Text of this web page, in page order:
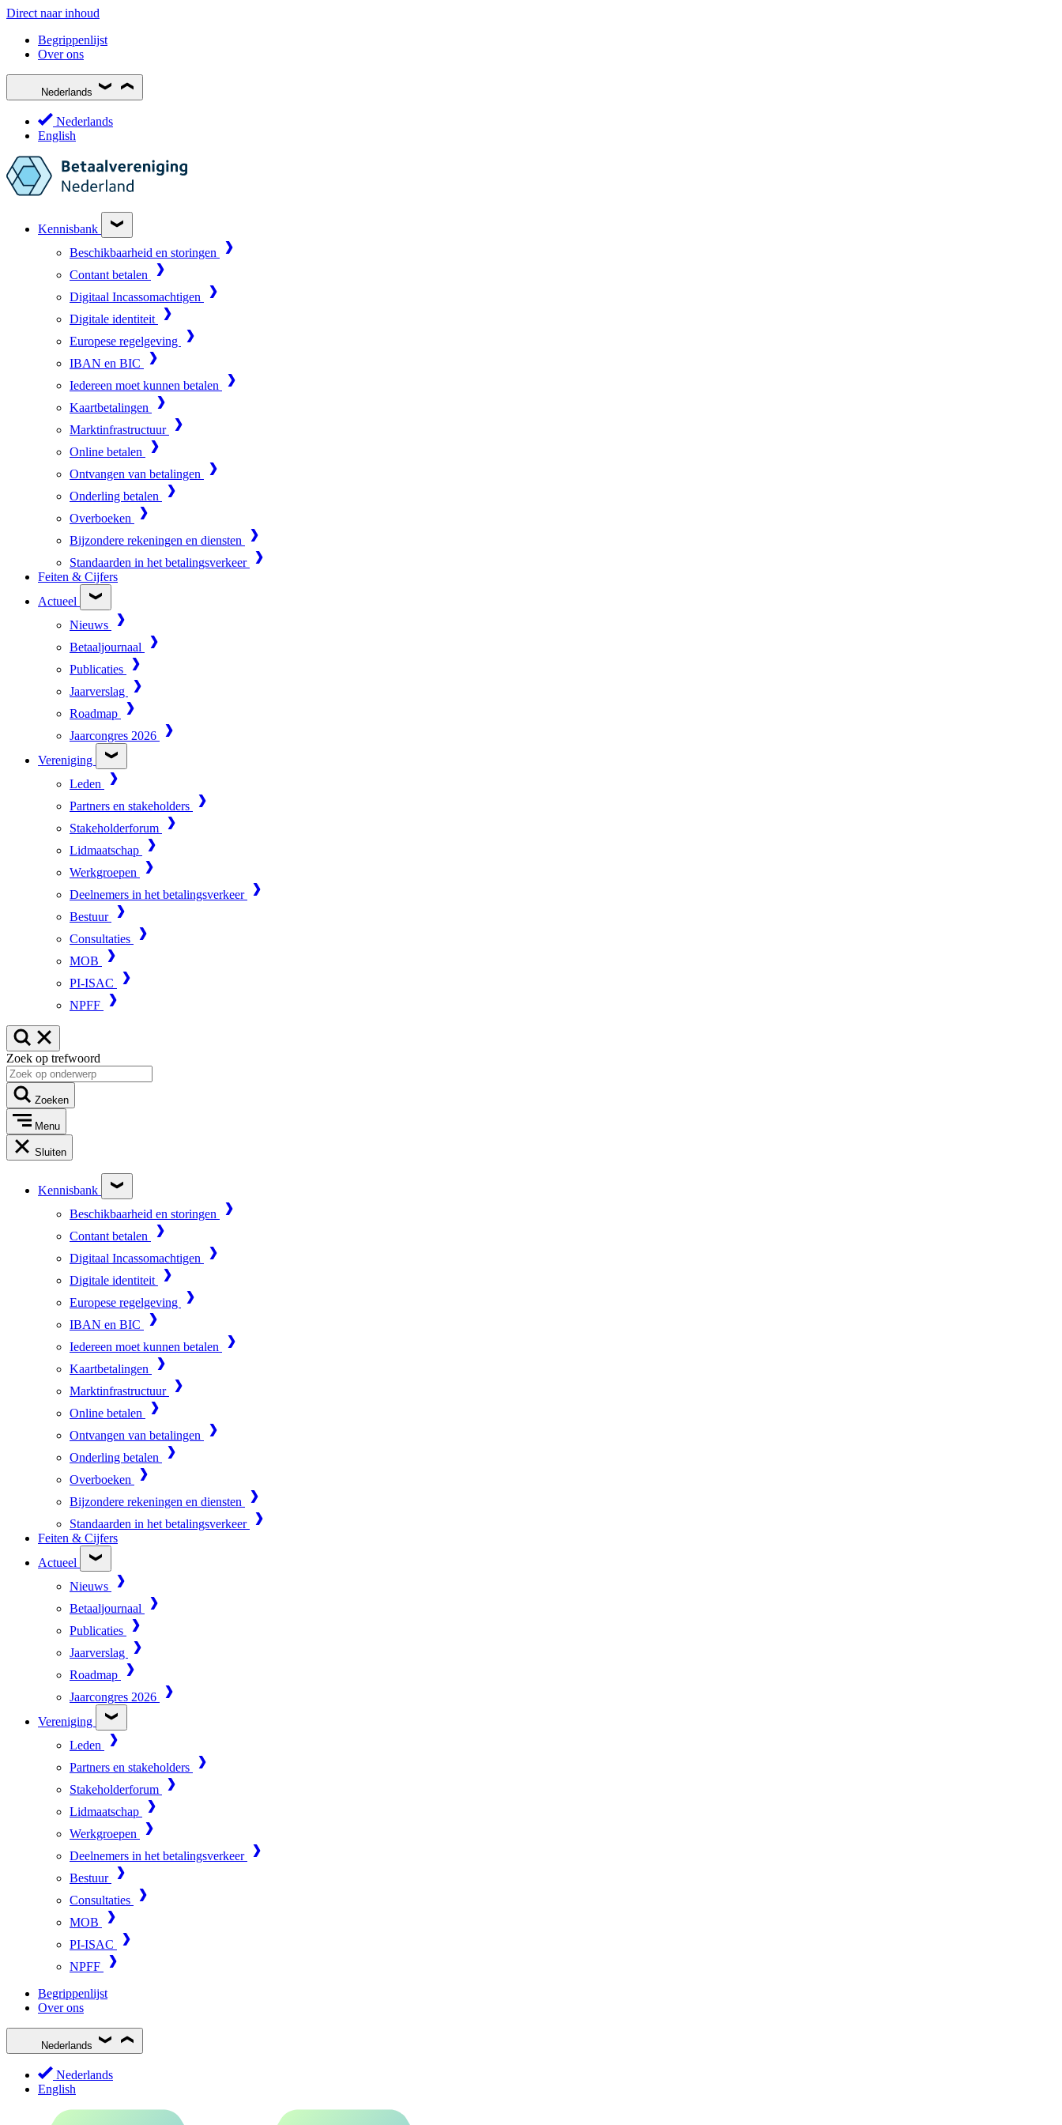
Direct naar inhoud
Begrippenlijst
Over ons
Nederlands
Nederlands
English
Kennisbank
Beschikbaarheid en storingen
Contant betalen
Digitaal Incassomachtigen
Digitale identiteit
Europese regelgeving
IBAN en BIC
Iedereen moet kunnen betalen
Kaartbetalingen
Marktinfrastructuur
Online betalen
Ontvangen van betalingen
Onderling betalen
Overboeken
Bijzondere rekeningen en diensten
Standaarden in het betalingsverkeer
Feiten & Cijfers
Actueel
Nieuws
Betaaljournaal
Publicaties
Jaarverslag
Roadmap
Jaarcongres 2026
Vereniging
Leden
Partners en stakeholders
Stakeholderforum
Lidmaatschap
Werkgroepen
Deelnemers in het betalingsverkeer
Bestuur
Consultaties
MOB
PI-ISAC
NPFF
Zoek op trefwoord
Zoeken
Menu
Sluiten
Kennisbank
Beschikbaarheid en storingen
Contant betalen
Digitaal Incassomachtigen
Digitale identiteit
Europese regelgeving
IBAN en BIC
Iedereen moet kunnen betalen
Kaartbetalingen
Marktinfrastructuur
Online betalen
Ontvangen van betalingen
Onderling betalen
Overboeken
Bijzondere rekeningen en diensten
Standaarden in het betalingsverkeer
Feiten & Cijfers
Actueel
Nieuws
Betaaljournaal
Publicaties
Jaarverslag
Roadmap
Jaarcongres 2026
Vereniging
Leden
Partners en stakeholders
Stakeholderforum
Lidmaatschap
Werkgroepen
Deelnemers in het betalingsverkeer
Bestuur
Consultaties
MOB
PI-ISAC
NPFF
Begrippenlijst
Over ons
Nederlands
Nederlands
English